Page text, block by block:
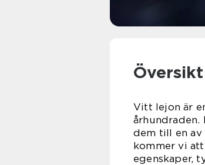
Vitt lejon är
århundraden.
dem till en av
kommer vi
egenskaper,